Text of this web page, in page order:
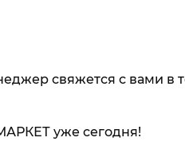
свяжется с вами в
уже сегодня!